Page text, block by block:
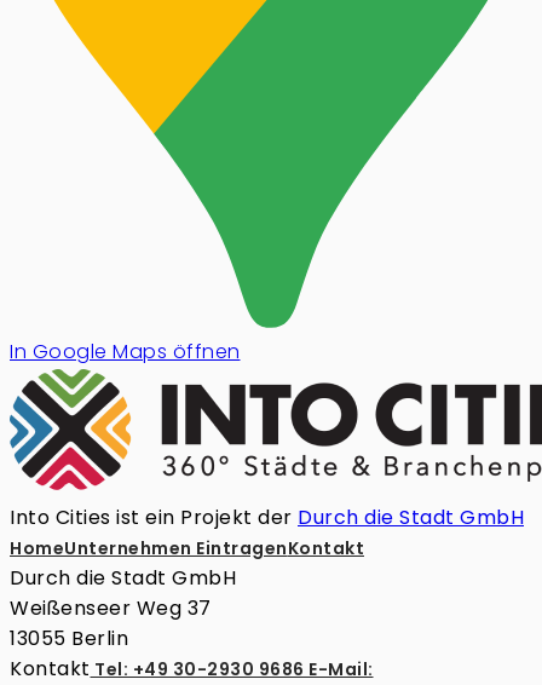
In Google Maps öffnen
Into Cities ist ein Projekt der Durch die Stadt GmbH
HomeUnternehmen EintragenKontakt
Durch die Stadt GmbH
Weißenseer Weg 37
13055 Berlin
Kontakt Tel: +49 30-2930 9686 E-Mail: